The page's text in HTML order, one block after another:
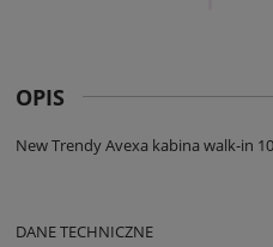
OPIS
New Trendy Avexa kabina walk-in
DANE TECHNICZNE